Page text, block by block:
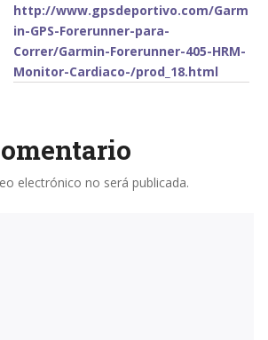
http://www.gpsdeportivo.com/Garm
in-GPS-Forerunner-para-
Correr/Garmin-Forerunner-405-HRM-
Monitor-Cardiaco-/prod_18.html
electrónico no será publicada.